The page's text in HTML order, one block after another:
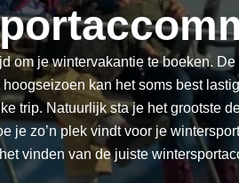
om je wintervakantie te boeken.
kan het soms best
trip. Natuurlijk sta je het grootste
je zo’n plek vindt voor je
vinden van de juiste